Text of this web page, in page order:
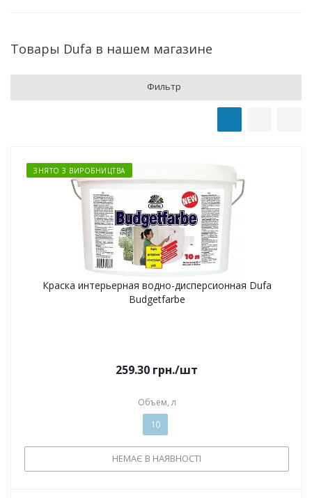
Товары Dufa в нашем магазине
Фильтр
ЗНЯТО З ВИРОБНИЦТВА
Краска интерьерная водно-дисперсионная Dufa
Budgetfarbe
259.30 грн./шт
Объем, л
10
НЕМАЄ В НАЯВНОСТІ